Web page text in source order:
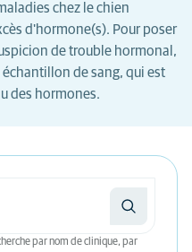
chez le chien
d'hormone(s). Pour poser
de trouble hormonal,
de sang, qui est
des hormones.
par nom de clinique, par